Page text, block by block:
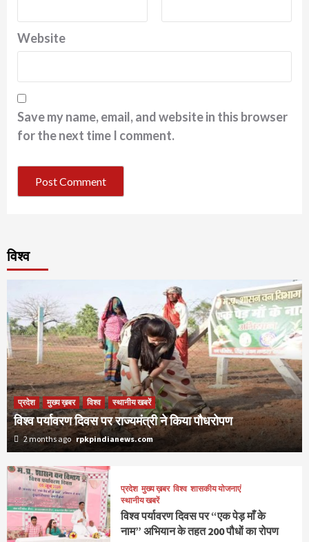
Website
Save my name, email, and website in this browser
for the next time I comment.
विश्व
प्रदेश मुख्य ख़बर विश्व स्थानीय खबरें
विश्व पर्यावरण दिवस पर राज्यमंत्री ने किया पौधरोपण
2 months ago rpkpindianews.com
प्रदेश मुख्य ख़बर विश्व शासकीय योजनाएं
स्थानीय खबरें
विश्व पर्यावरण दिवस पर “एक पेड़ माँ के
नाम” अभियान के तहत 200 पौधों का रोपण